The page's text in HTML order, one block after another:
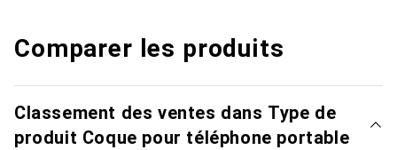
Comparer les produits
Classement des ventes dans Type de
produit Coque pour téléphone portable